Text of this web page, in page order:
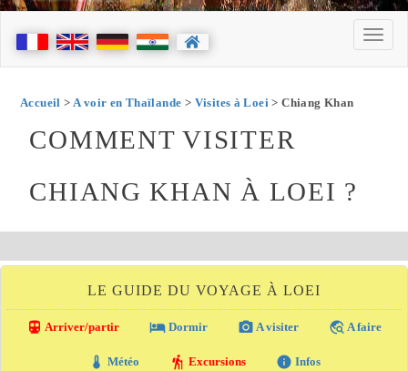
Accueil > A voir en Thaïlande > Visites à Loei > Chiang Khan
COMMENT VISITER
CHIANG KHAN À LOEI ?
LE GUIDE DU VOYAGE À LOEI
directions_transit Arriver/partir local_hotel Dormir photo_camera A visiter travel_explore A faire
thermostat Météo hiking Excursions info Infos